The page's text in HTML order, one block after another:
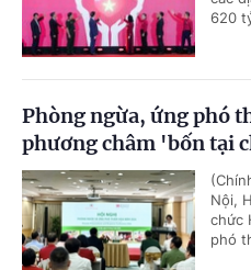
620
Phòng ngừa, ứng phó
phương châm 'bốn tại
Nội,
chức
phó